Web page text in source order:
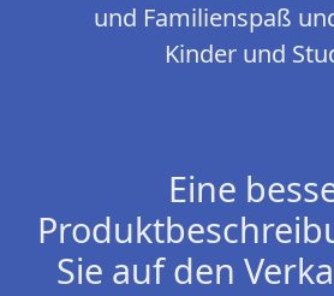
und Familienspaß
Kinder und
Eine
Sie auf den